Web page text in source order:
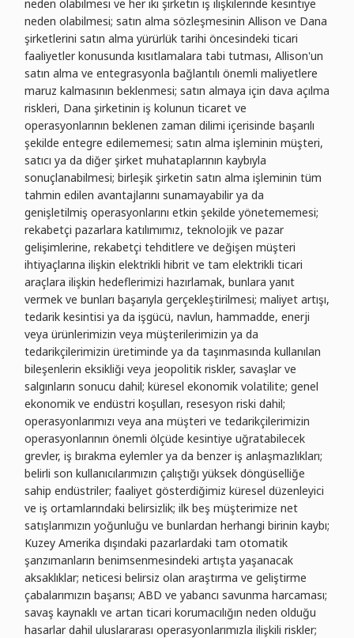
neden olabilmesi ve her iki şirketin iş ilişkilerinde kesintiye
neden olabilmesi; satın alma sözleşmesinin Allison ve Dana
şirketlerini satın alma yürürlük tarihi öncesindeki ticari
faaliyetler konusunda kısıtlamalara tabi tutması, Allison'un
satın alma ve entegrasyonla bağlantılı önemli maliyetlere
maruz kalmasının beklenmesi; satın almaya için dava açılma
riskleri, Dana şirketinin iş kolunun ticaret ve
operasyonlarının beklenen zaman dilimi içerisinde başarılı
şekilde entegre edilememesi; satın alma işleminin müşteri,
satıcı ya da diğer şirket muhataplarının kaybıyla
sonuçlanabilmesi; birleşik şirketin satın alma işleminin tüm
tahmin edilen avantajlarını sunamayabilir ya da
genişletilmiş operasyonlarını etkin şekilde yönetememesi;
rekabetçi pazarlara katılımımız, teknolojik ve pazar
gelişimlerine, rekabetçi tehditlere ve değişen müşteri
ihtiyaçlarına ilişkin elektrikli hibrit ve tam elektrikli ticari
araçlara ilişkin hedeflerimizi hazırlamak, bunlara yanıt
vermek ve bunları başarıyla gerçekleştirilmesi; maliyet artışı,
tedarik kesintisi ya da işgücü, navlun, hammadde, enerji
veya ürünlerimizin veya müşterilerimizin ya da
tedarikçilerimizin üretiminde ya da taşınmasında kullanılan
bileşenlerin eksikliği veya jeopolitik riskler, savaşlar ve
salgınların sonucu dahil; küresel ekonomik volatilite; genel
ekonomik ve endüstri koşulları, resesyon riski dahil;
operasyonlarımızı veya ana müşteri ve tedarikçilerimizin
operasyonlarının önemli ölçüde kesintiye uğratabilecek
grevler, iş bırakma eylemler ya da benzer iş anlaşmazlıkları;
belirli son kullanıcılarımızın çalıştığı yüksek döngüselliğe
sahip endüstriler; faaliyet gösterdiğimiz küresel düzenleyici
ve iş ortamlarındaki belirsizlik; ilk beş müşterimize net
satışlarımızın yoğunluğu ve bunlardan herhangi birinin kaybı;
Kuzey Amerika dışındaki pazarlardaki tam otomatik
şanzımanların benimsenmesindeki artışta yaşanacak
aksaklıklar; neticesi belirsiz olan araştırma ve geliştirme
çabalarımızın başarısı; ABD ve yabancı savunma harcaması;
savaş kaynaklı ve artan ticari korumacılığın neden olduğu
hasarlar dahil uluslararası operasyonlarımızla ilişkili riskler;